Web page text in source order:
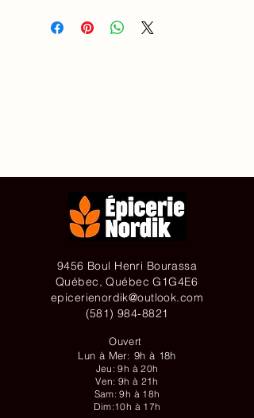
9456 Boul Henri Bourassa
Québec, Québec G1G4E6
epicerienordik@outlook.com
(581) 984-8821
Ouvert
Lun à Mer: 9h à 18h
Jeu: 9h à 20h
Ven: 9h à 21h
Sam: 9h à 18h
Dim:10h à 17h